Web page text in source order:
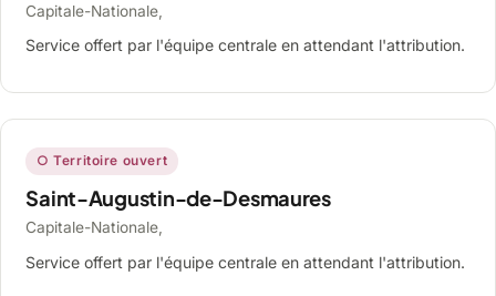
Capitale-Nationale,
Service offert par l'équipe centrale en attendant l'attribution.
○ Territoire ouvert
Saint-Augustin-de-Desmaures
Capitale-Nationale,
Service offert par l'équipe centrale en attendant l'attribution.